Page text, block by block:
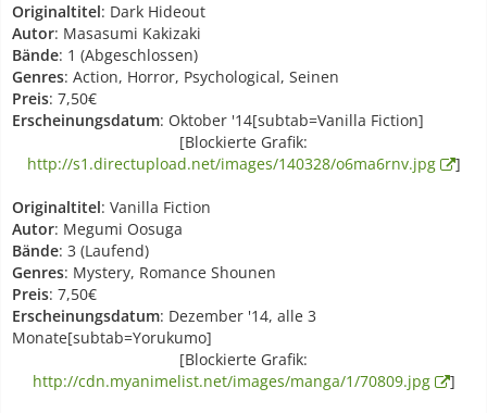
Originaltitel: Dark Hideout
Autor: Masasumi Kakizaki
Bände: 1 (Abgeschlossen)
Genres: Action, Horror, Psychological, Seinen
Preis: 7,50€
Erscheinungsdatum: Oktober '14[subtab=Vanilla Fiction]
[Blockierte Grafik:
http://s1.directupload.net/images/140328/o6ma6rnv.jpg
]
Originaltitel: Vanilla Fiction
Autor: Megumi Oosuga
Bände: 3 (Laufend)
Genres: Mystery, Romance Shounen
Preis: 7,50€
Erscheinungsdatum: Dezember '14, alle 3
Monate[subtab=Yorukumo]
[Blockierte Grafik:
http://cdn.myanimelist.net/images/manga/1/70809.jpg
]